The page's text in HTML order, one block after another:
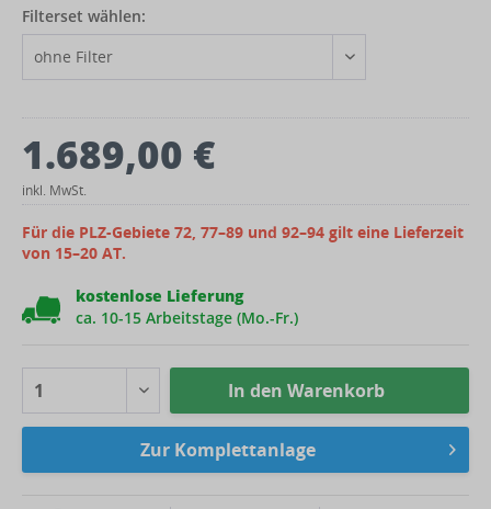
Filterset wählen:
1.689,00 €
inkl. MwSt.
Für die PLZ-Gebiete 72, 77–89 und 92–94 gilt eine Lieferzeit
von 15–20 AT.
kostenlose Lieferung
ca. 10-15 Arbeitstage (Mo.-Fr.)
In den Warenkorb
Zur Komplettanlage